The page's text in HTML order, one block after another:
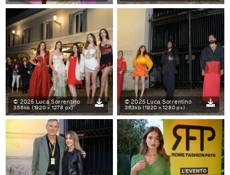
© 2025 Luca Sorrentino
356kb (1920 x 1278 px)
© 2025 Luca Sorrentino
363kb (1920 x 1280 px)